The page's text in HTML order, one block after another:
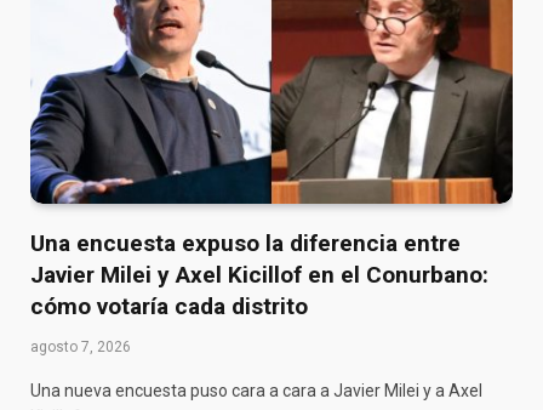
Una encuesta expuso la diferencia entre
Javier Milei y Axel Kicillof en el Conurbano:
cómo votaría cada distrito
agosto 7, 2026
Una nueva encuesta puso cara a cara a Javier Milei y a Axel